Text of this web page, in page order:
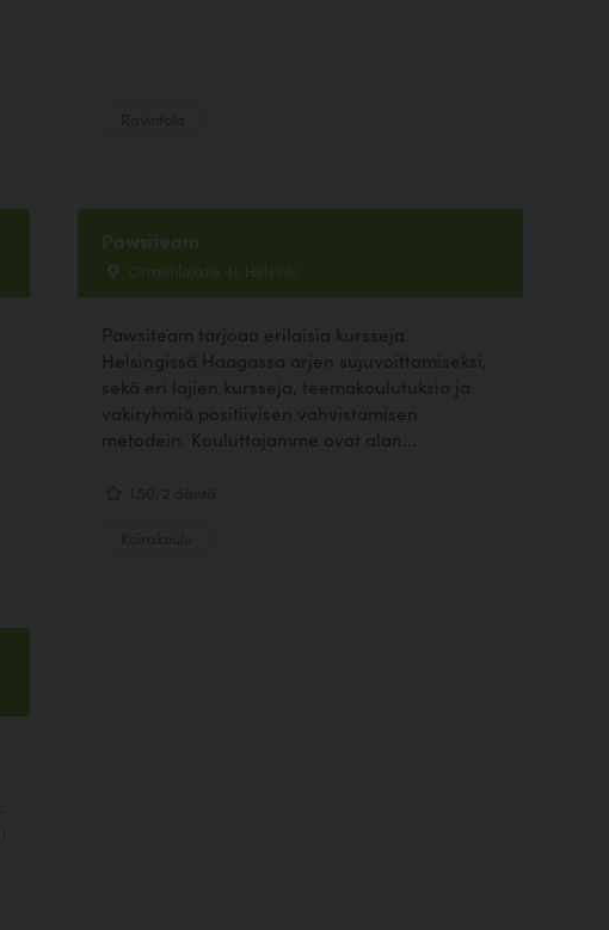
Pawsiteam
Orapihlajatie 41, Helsinki
Pawsiteam tarjoaa erilaisia kursseja
Helsingissä Haagassa arjen sujuvoittamiseksi,
sekä eri lajien kursseja, teemakoulutuksia ja
vakiryhmiä positiivisen vahvistamisen
metodein. Kouluttajamme ovat alan...